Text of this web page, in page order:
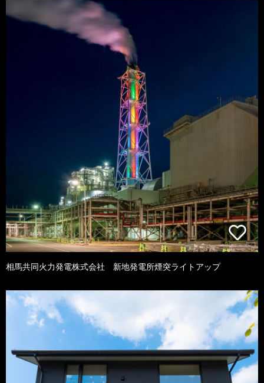
相馬共同火力発電株式会社 新地発電所煙突ライトアップ